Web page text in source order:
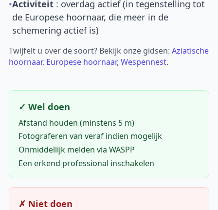
•Activiteit : overdag actief (in tegenstelling tot
de Europese hoornaar, die meer in de
schemering actief is)
Twijfelt u over de soort? Bekijk onze gidsen:Aziatische
hoornaar, Europese hoornaar,Wespennest.
✓ Wel doen
Afstand houden (minstens 5 m)
Fotograferen van veraf indien mogelijk
Onmiddellijk melden via WASPP
Een erkend professional inschakelen
✗ Niet doen